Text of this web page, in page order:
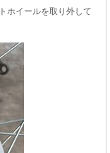
ホイールを取り外して